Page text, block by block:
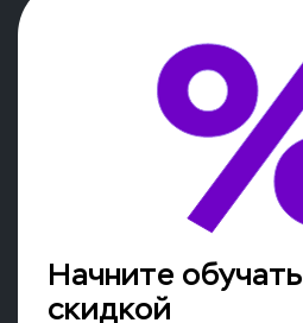
Начните
скидкой